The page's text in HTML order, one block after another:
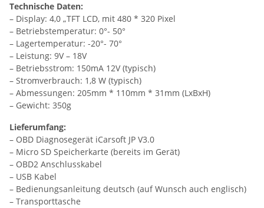
Technische Daten:
– Display: 4,0 „TFT LCD, mit 480 * 320 Pixel
– Betriebstemperatur: 0°- 50°
– Lagertemperatur: -20°- 70°
– Leistung: 9V – 18V
– Betriebsstrom: 150mA 12V (typisch)
– Stromverbrauch: 1,8 W (typisch)
– Abmessungen: 205mm * 110mm * 31mm (LxBxH)
– Gewicht: 350g
Lieferumfang:
– OBD Diagnosegerät iCarsoft JP V3.0
– Micro SD Speicherkarte (bereits im Gerät)
– OBD2 Anschlusskabel
– USB Kabel
– Bedienungsanleitung deutsch (auf Wunsch auch englisch)
– Transporttasche